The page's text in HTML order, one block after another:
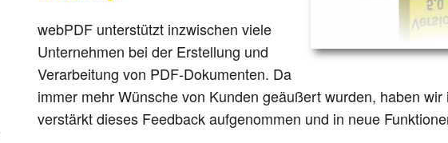
webPDF unterstützt inzwischen viele
Unternehmen bei der Erstellung und
Verarbeitung von PDF-Dokumenten. Da
immer mehr Wünsche von Kunden geäußert wurden, haben wir
verstärkt dieses Feedback aufgenommen und in neue